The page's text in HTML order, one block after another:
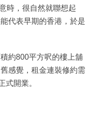
時，很自然就聯想起
代表早期的香港，於是
約800平方呎的樓上舖
感覺，租金連裝修約需
式開業。